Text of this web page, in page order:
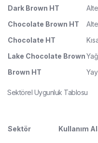
Dark Brown HT
Chocolate Brown HT
Chocolate HT
Lake Chocolate Brown
Brown HT
Sektörel Uygunluk Tablosu
Sektör Kullanım